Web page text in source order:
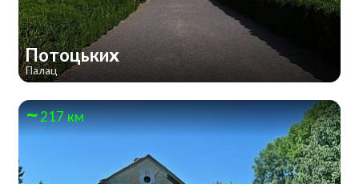
Потоцьких
Палац
217 км